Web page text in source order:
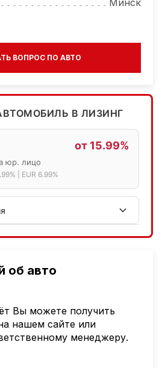
об авто
Вы можете получить
нашем сайте или
менеджеру.
Минск
ВОПРОС ПО АВТО
В ЛИЗИНГ
от 15.99%
юр. лицо
| EUR 6.99%
7.99% | EUR 6.99%
"Проще простого" 18.9%
по сделкам